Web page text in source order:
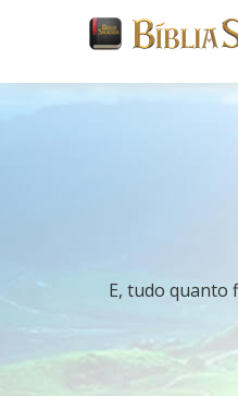
E, tudo quanto